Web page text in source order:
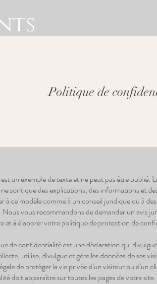
Politique de
un exemple de texte et ne peut pas être publié.
sont que des explications, des informations et
à ce modèle comme à un conseil juridique ou à
Nous vous recommandons de demander un avis
et à élaborer votre politique de protection de
de confidentialité est une déclaration qui
utilise, divulgue et gère les données de ses
de protéger la vie privée d'un visiteur ou d'un
doit apparaître sur toutes les pages de votre site.